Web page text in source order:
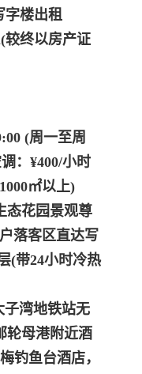
字楼出租
较终以房产证
(周一至周
：¥400/小时
㎡以上)
态花园景观尊
落客区直达写
(带24小时冷热
子湾地铁站无
轮母港附近酒
钓鱼台酒店，